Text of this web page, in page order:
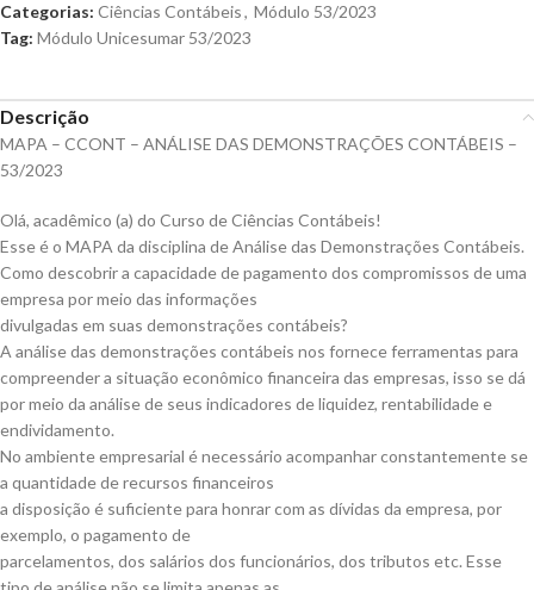
Categorias: Ciências Contábeis, Módulo 53/2023
Tag: Módulo Unicesumar 53/2023
Descrição
MAPA – CCONT – ANÁLISE DAS DEMONSTRAÇÕES CONTÁBEIS –
53/2023
Olá, acadêmico (a) do Curso de Ciências Contábeis!
Esse é o MAPA da disciplina de Análise das Demonstrações Contábeis.
Como descobrir a capacidade de pagamento dos compromissos de uma
empresa por meio das informações
divulgadas em suas demonstrações contábeis?
A análise das demonstrações contábeis nos fornece ferramentas para
compreender a situação econômico financeira das empresas, isso se dá
por meio da análise de seus indicadores de liquidez, rentabilidade e
endividamento.
No ambiente empresarial é necessário acompanhar constantemente se
a quantidade de recursos financeiros
a disposição é suficiente para honrar com as dívidas da empresa, por
exemplo, o pagamento de
parcelamentos, dos salários dos funcionários, dos tributos etc. Esse